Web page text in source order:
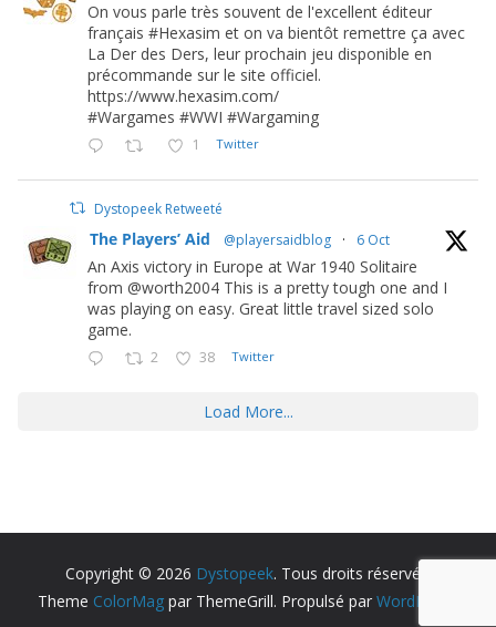
On vous parle très souvent de l'excellent éditeur
français #Hexasim et on va bientôt remettre ça avec
La Der des Ders, leur prochain jeu disponible en
précommande sur le site officiel.
https://www.hexasim.com/
#Wargames #WWI #Wargaming
1 Twitter
Dystopeek Retweeté
The Players’ Aid @playersaidblog · 6 Oct
An Axis victory in Europe at War 1940 Solitaire
from @worth2004 This is a pretty tough one and I
was playing on easy. Great little travel sized solo
game.
2 38 Twitter
Load More...
Copyright © 2026 Dystopeek. Tous droits réservés.
Theme ColorMag par ThemeGrill. Propulsé par WordPress